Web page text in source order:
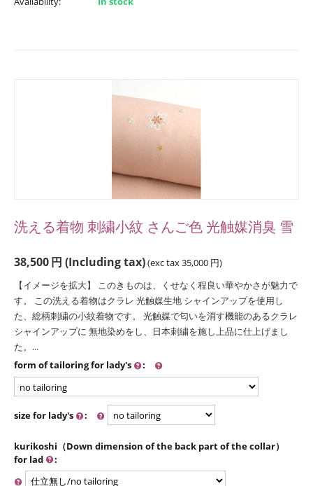
洗える着物 刺繍小紋 さんご色 光触媒消臭 雪
38,500円 (Including tax)(exc tax35,000 円)
【イメージを拡大】 このきものは、くせなく程良い華やかさが魅力で
す。 この洗える着物はクラレ 光触媒生地 シャインアップを使用し
た、総柄刺繍の小紋着物です。 光触媒で匂いを消す機能のあるクラレ
シャインアップに 無地染めをし、日本刺繍を施し上品に仕上げまし
た。...
form of tailoring for lady's
:
size for lady's :
kurikoshi（Down dimension of the back part of the collar）
for lad
: